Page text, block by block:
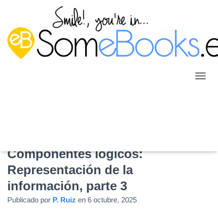
Componentes lógicos:
Representación de la
información, parte 3
Publicado por P. Ruiz en 6 octubre, 2025